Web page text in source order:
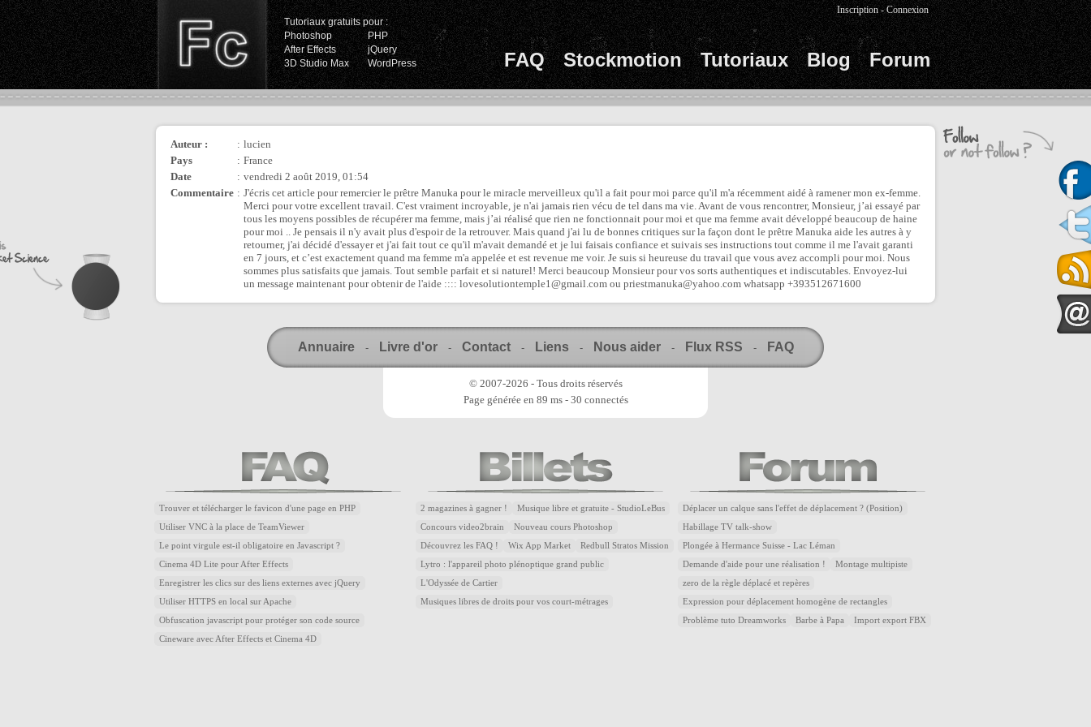
Tutoriaux gratuits pour :
Photoshop
PHP
After Effects
jQuery
3D Studio Max
WordPress FAQ Stockmotion Tutoriaux Blog Forum
Inscription -Connexion
Auteur : : lucien
Pays
: France
Date
: vendredi 2 août 2019, 01:54
Commentaire : J'écris cet article pour remercier le prêtre Manuka pour le miracle merveilleux qu'il a fait pour moi parce qu'il m'a récemment aidé à ramener mon ex-femme.
Merci pour votre excellent travail. C'est vraiment incroyable, je n'ai jamais rien vécu de tel dans ma vie. Avant de vous rencontrer, Monsieur, j’ai essayé par
tous les moyens possibles de récupérer ma femme, mais j’ai réalisé que rien ne fonctionnait pour moi et que ma femme avait développé beaucoup de haine
pour moi .. Je pensais il n'y avait plus d'espoir de la retrouver. Mais quand j'ai lu de bonnes critiques sur la façon dont le prêtre Manuka aide les autres à y
retourner, j'ai décidé d'essayer et j'ai fait tout ce qu'il m'avait demandé et je lui faisais confiance et suivais ses instructions tout comme il me l'avait garanti
en 7 jours, et c’est exactement quand ma femme m'a appelée et est revenue me voir. Je suis si heureuse du travail que vous avez accompli pour moi. Nous
sommes plus satisfaits que jamais. Tout semble parfait et si naturel! Merci beaucoup Monsieur pour vos sorts authentiques et indiscutables. Envoyez-lui
un message maintenant pour obtenir de l'aide :::: lovesolutiontemple1@gmail.com ou priestmanuka@yahoo.com whatsapp +393512671600
Annuaire - Livre d'or - Contact - Liens - Nous aider - Flux RSS - FAQ
© 2007-2026 - Tous droits réservés
Page générée en 89 ms - 30 connectés
Trouver et télécharger le favicon d'une page en PHP
Utiliser VNC à la place de TeamViewer
Le point virgule est-il obligatoire en Javascript ?
Cinema 4D Lite pour After Effects
Enregistrer les clics sur des liens externes avec jQuery
Utiliser HTTPS en local sur Apache
Obfuscation javascript pour protéger son code source
Cineware avec After Effects et Cinema 4D
2 magazines à gagner ! Musique libre et gratuite - StudioLeBus
Concours video2brain Nouveau cours Photoshop
Découvrez les FAQ ! Wix App Market Redbull Stratos Mission
Lytro : l'appareil photo plénoptique grand public
L'Odyssée de Cartier
Musiques libres de droits pour vos court-métrages
Déplacer un calque sans l'effet de déplacement ? (Position)
Habillage TV talk-show
Plongée à Hermance Suisse - Lac Léman
Demande d'aide pour une réalisation ! Montage multipiste
zero de la règle déplacé et repères
Expression pour déplacement homogène de rectangles
Problème tuto Dreamworks Barbe à Papa Import export FBX